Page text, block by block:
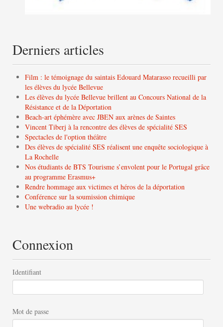
Derniers articles
Film : le témoignage du saintais Edouard Matarasso recueilli par
les élèves du lycée Bellevue
Les élèves du lycée Bellevue brillent au Concours National de la
Résistance et de la Déportation
Beach-art éphémère avec JBEN aux arènes de Saintes
Vincent Tiberj à la rencontre des élèves de spécialité SES
Spectacles de l'option théâtre
Des élèves de spécialité SES réalisent une enquête sociologique à
La Rochelle
Nos étudiants de BTS Tourisme s’envolent pour le Portugal grâce
au programme Erasmus+
Rendre hommage aux victimes et héros de la déportation
Conférence sur la soumission chimique
Une webradio au lycée !
Connexion
Identifiant
Mot de passe